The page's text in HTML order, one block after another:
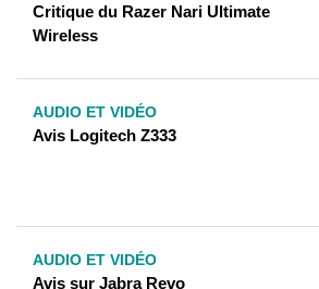
Critique du Razer Nari Ultimate
Wireless
AUDIO ET VIDÉO
Avis Logitech Z333
AUDIO ET VIDÉO
Avis sur Jabra Revo